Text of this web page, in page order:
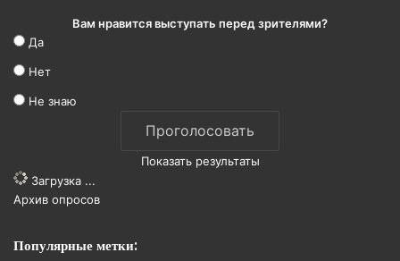
Вам нравится выступать перед зрителями?
Да
Нет
Не знаю
Показать результаты
Загрузка ...
Архив опросов
Популярные метки: